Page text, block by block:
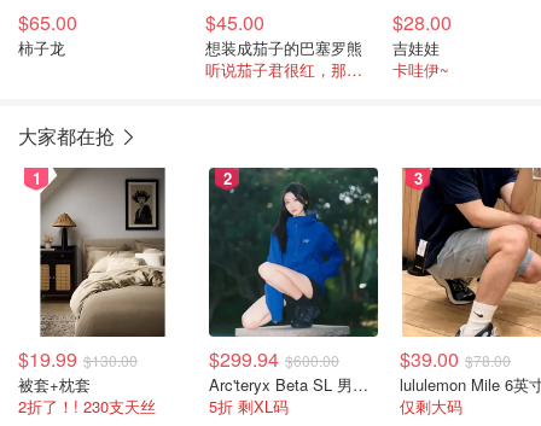
$65.00
柿子龙
$45.00
想装成茄子的巴塞罗熊
听说茄子君很红，那我装扮下
$28.00
吉娃娃
卡哇伊~
大家都在抢
1
$19.99 $130.00
被套+枕套
2折了！! 230支天丝
2
$299.94 $600.00
Arc'teryx Beta SL 男士夹克 黑色
5折 剩XL码
3
$39.00 $78.00
仅剩大码